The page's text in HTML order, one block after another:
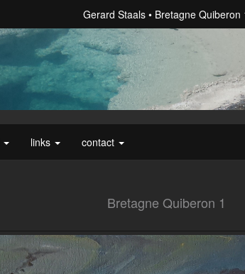
Gerard Staals Bretagne Quiberon
links contact
Bretagne Quiberon 1